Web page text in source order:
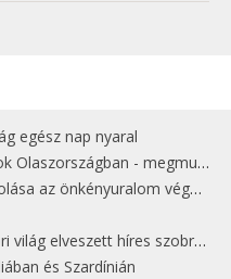
egész nap nyaral
- megmutatjuk a 15 legjobbat
önkényuralom végét jelentette
híres szobrának másolatát
és Szardínián